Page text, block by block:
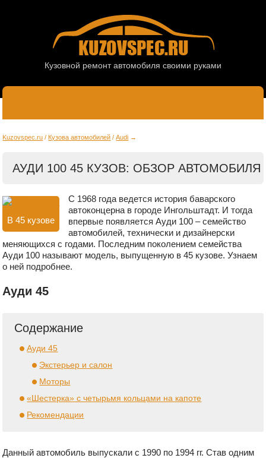
Кузовной ремонт автомобиля своими руками
Kuzovspec.ru Кузова автомобилей Audi
АУДИ 100 45 КУЗОВ: ОБЗОР АВТОМОБИЛЯ
В 45 кузове
С 1968 года ведется история баварского
автоконцерна в городе Ингольштадт. И тогда
впервые появляется Ауди 100 – семейство
автомобилей, технически и дизайнерски
меняющихся с годами. Последним поколением семейства
Ауди 100 называют модель, выпущенную в 45 кузове. Узнаем
о ней подробнее.
Ауди 45
Содержание
Ауди 45
Экстерьер и салон
Моторы
«Шестерка» с четырьмя кольцами на капоте
Рекомендации
Данный автомобиль выпускали с 1990 по 1994 гг. Став одним